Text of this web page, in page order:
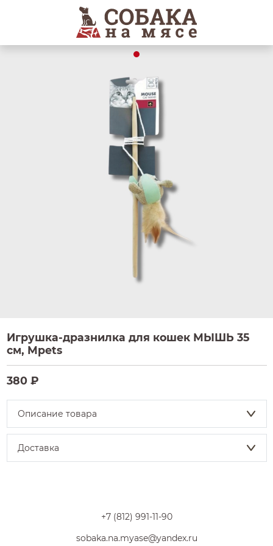
Игрушка-дразнилка для кошек МЫШЬ 35
см, Mpets
380 ₽
Описание товара
Доставка
+7 (812) 991-11-90
sobaka.na.myase@yandex.ru